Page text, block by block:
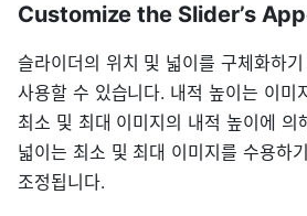
Customize the Slider’s
슬라이더의 위치 및 넓이를 구체화하
사용할 수 있습니다. 내적 높이는 이미
최소 및 최대 이미지의 내적 높이에 의
넓이는 최소 및 최대 이미지를 수용하
조정됩니다.